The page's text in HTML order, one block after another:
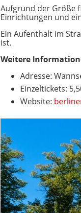
Aufgrund der Größe
Einrichtungen und
Ein Aufenthalt im
ist.
Weitere
Adresse:
Einzeltickets:
Website: